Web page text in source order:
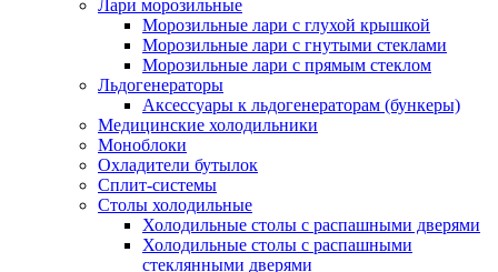
Лари морозильные
Морозильные лари с глухой крышкой
Морозильные лари с гнутыми стеклами
Морозильные лари с прямым стеклом
Льдогенераторы
Аксессуары к льдогенераторам (бункеры)
Медицинские холодильники
Моноблоки
Охладители бутылок
Сплит-системы
Столы холодильные
Холодильные столы с распашными дверями
Холодильные столы с распашными
стеклянными дверями